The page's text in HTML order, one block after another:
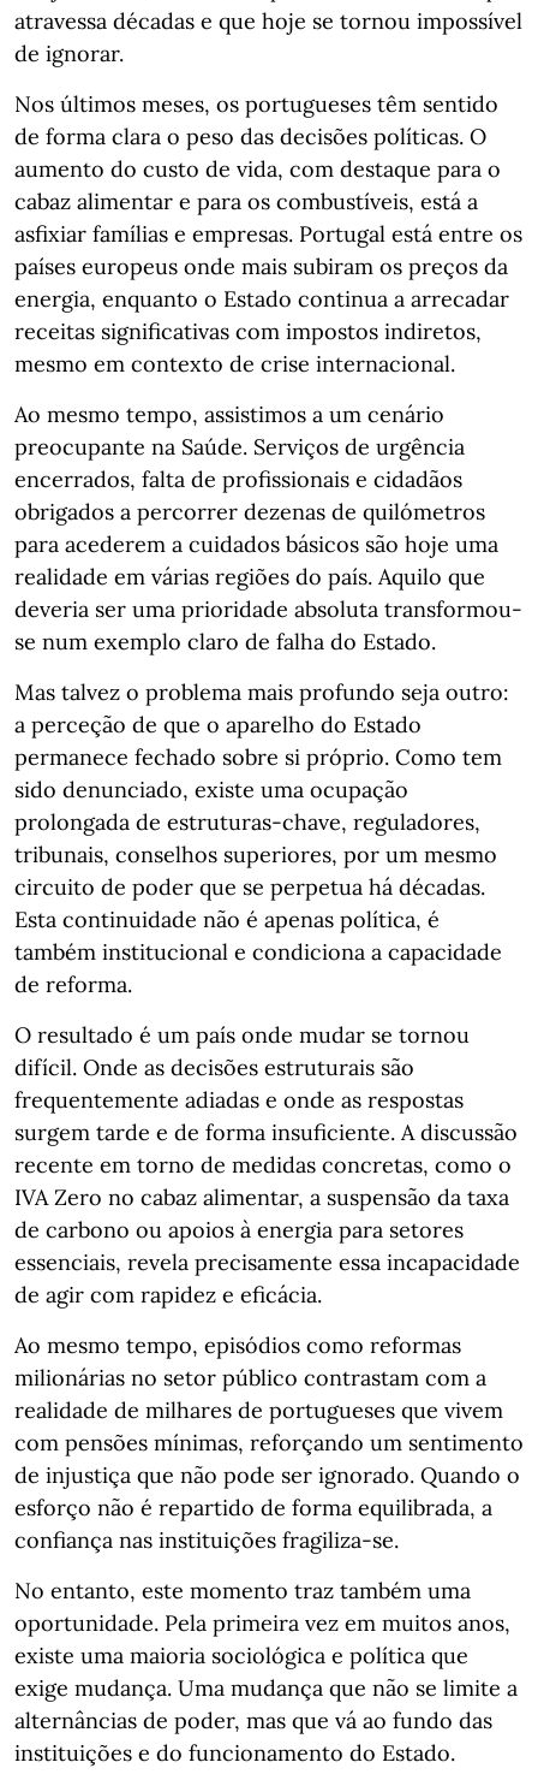
atravessa décadas e que hoje se tornou impossível
de ignorar.
Nos últimos meses, os portugueses têm sentido
de forma clara o peso das decisões políticas. O
aumento do custo de vida, com destaque para o
cabaz alimentar e para os combustíveis, está a
asfixiar famílias e empresas. Portugal está entre os
países europeus onde mais subiram os preços da
energia, enquanto o Estado continua a arrecadar
receitas significativas com impostos indiretos,
mesmo em contexto de crise internacional.
Ao mesmo tempo, assistimos a um cenário
preocupante na Saúde. Serviços de urgência
encerrados, falta de profissionais e cidadãos
obrigados a percorrer dezenas de quilómetros
para acederem a cuidados básicos são hoje uma
realidade em várias regiões do país. Aquilo que
deveria ser uma prioridade absoluta transformou-
se num exemplo claro de falha do Estado.
Mas talvez o problema mais profundo seja outro:
a perceção de que o aparelho do Estado
permanece fechado sobre si próprio. Como tem
sido denunciado, existe uma ocupação
prolongada de estruturas-chave, reguladores,
tribunais, conselhos superiores, por um mesmo
circuito de poder que se perpetua há décadas.
Esta continuidade não é apenas política, é
também institucional e condiciona a capacidade
de reforma.
O resultado é um país onde mudar se tornou
difícil. Onde as decisões estruturais são
frequentemente adiadas e onde as respostas
surgem tarde e de forma insuficiente. A discussão
recente em torno de medidas concretas, como o
IVA Zero no cabaz alimentar, a suspensão da taxa
de carbono ou apoios à energia para setores
essenciais, revela precisamente essa incapacidade
de agir com rapidez e eficácia.
Ao mesmo tempo, episódios como reformas
milionárias no setor público contrastam com a
realidade de milhares de portugueses que vivem
com pensões mínimas, reforçando um sentimento
de injustiça que não pode ser ignorado. Quando o
esforço não é repartido de forma equilibrada, a
confiança nas instituições fragiliza-se.
No entanto, este momento traz também uma
oportunidade. Pela primeira vez em muitos anos,
existe uma maioria sociológica e política que
exige mudança. Uma mudança que não se limite a
alternâncias de poder, mas que vá ao fundo das
instituições e do funcionamento do Estado.